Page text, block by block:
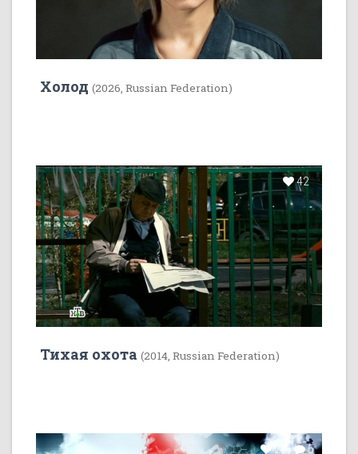
Холод (2026, Russian Federation)
42
Тихая охота (2014, Russian Federation)
22 5